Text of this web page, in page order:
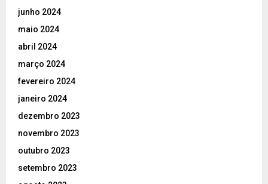
junho 2024
maio 2024
abril 2024
março 2024
fevereiro 2024
janeiro 2024
dezembro 2023
novembro 2023
outubro 2023
setembro 2023